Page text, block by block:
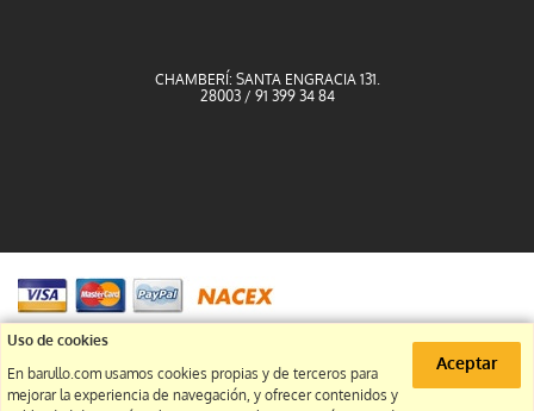
CHAMBERÍ: SANTA ENGRACIA 131.
28003 / 91 399 34 84
91 399 34 84
info@barullo.com
Aceptar
Uso de cookies
En barullo.com usamos cookies propias y de terceros para
mejorar la experiencia de navegación, y ofrecer contenidos y